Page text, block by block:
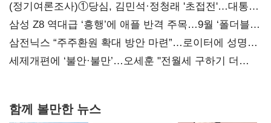
(정기여론조사)①당심, 김민석·정청래 '초접전'…대통령
지지도 '50% 아래로'(종합)
삼성 Z8 역대급 ‘흥행’에 애플 반격 주목…9월 ‘폴더블
대전’
삼전닉스 “주주환원 확대 방안 마련”…로이터에 성명
보내
세제개편에 ‘불안·불만’…오세훈 "전월세 구하기 더
함께 볼만한 뉴스